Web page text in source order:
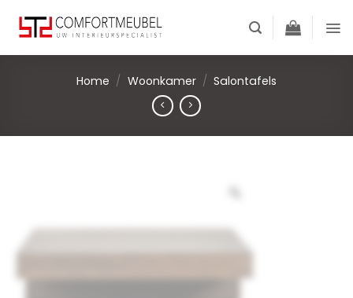
content
Home / Woonkamer / Salontafels